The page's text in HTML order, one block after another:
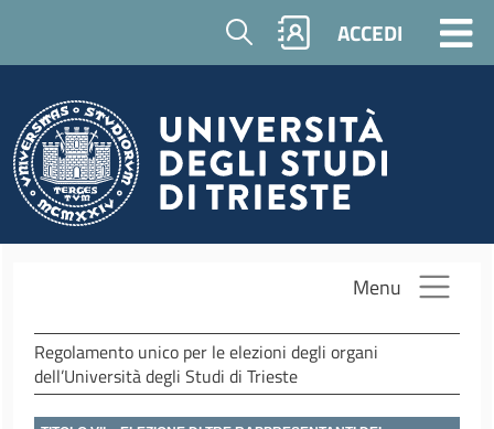
Salta al contenuto principale
Cerca ACCEDI
Menu
Regolamento unico per le elezioni degli organi
dell’Università degli Studi di Trieste